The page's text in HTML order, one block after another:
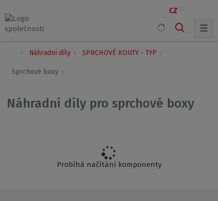
CZ
☰
Ú
o
í
s
Náhradní díly SPRCHOVÉ KOUTY - TYP
Sprchové boxy
Náhradní díly pro sprchové boxy
Probíhá načítání komponenty